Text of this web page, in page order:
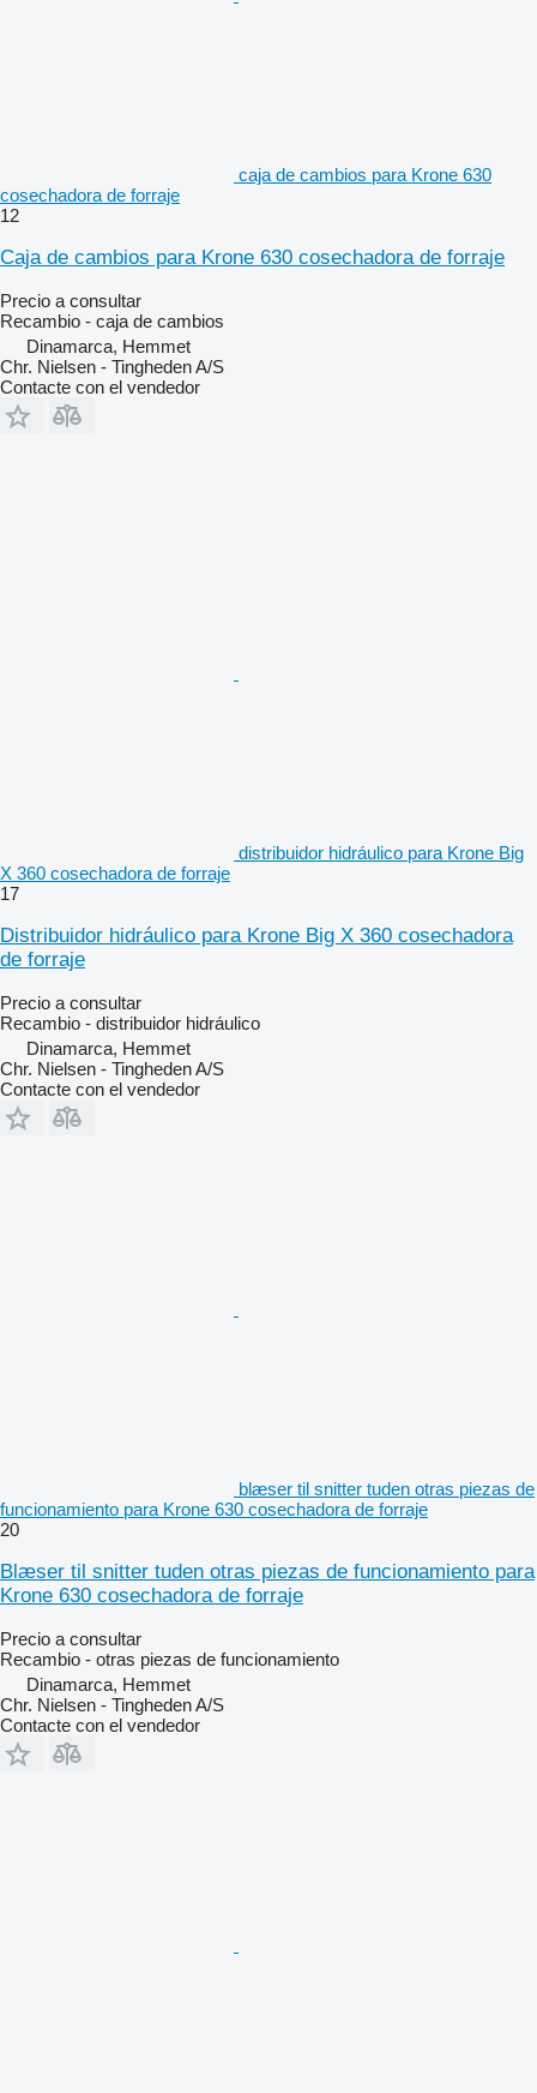
caja de cambios para Krone 630
cosechadora de forraje
12
Caja de cambios para Krone 630 cosechadora de forraje
Precio a consultar
Recambio - caja de cambios
Dinamarca, Hemmet
Chr. Nielsen - Tingheden A/S
Contacte con el vendedor
distribuidor hidráulico para Krone Big
X 360 cosechadora de forraje
17
Distribuidor hidráulico para Krone Big X 360 cosechadora
de forraje
Precio a consultar
Recambio - distribuidor hidráulico
Dinamarca, Hemmet
Chr. Nielsen - Tingheden A/S
Contacte con el vendedor
blæser til snitter tuden otras piezas de
funcionamiento para Krone 630 cosechadora de forraje
20
Blæser til snitter tuden otras piezas de funcionamiento para
Krone 630 cosechadora de forraje
Precio a consultar
Recambio - otras piezas de funcionamiento
Dinamarca, Hemmet
Chr. Nielsen - Tingheden A/S
Contacte con el vendedor